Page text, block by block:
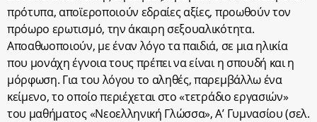
πρότυπα, αποϊεροποιούν εδραίες αξίες, προωθούν τον
πρόωρο ερωτισμό, την άκαιρη σεξουαλικότητα.
Αποαθωοποιούν, με έναν λόγο τα παιδιά, σε μια ηλικία
που μονάχη έγνοια τους πρέπει να είναι η σπουδή και η
μόρφωση. Για του λόγου το αληθές, παρεμβάλλω ένα
κείμενο, το οποίο περιέχεται στο «τετράδιο εργασιών»
του μαθήματος «Νεοελληνική Γλώσσα», Α’ Γυμνασίου (σελ.